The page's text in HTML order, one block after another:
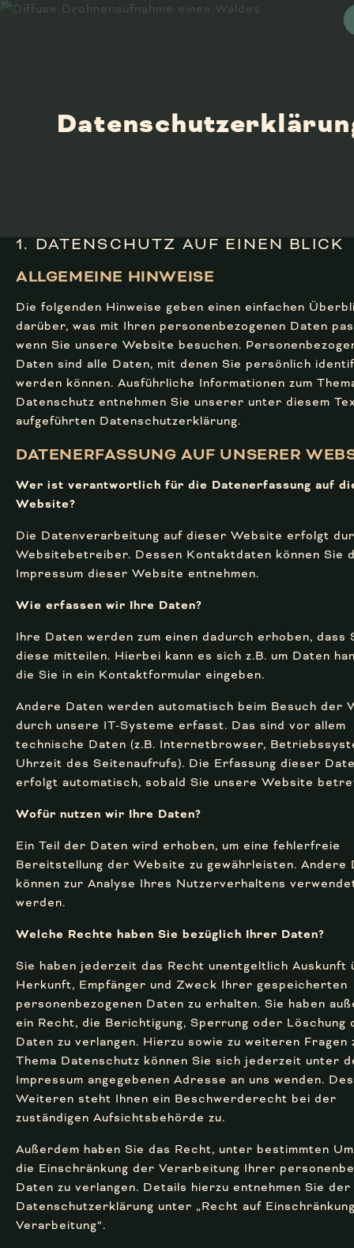
1. DATENSCHUTZ AUF EINEN BLICK
ALLGEMEINE HINWEISE
Die folgenden Hinweise geben einen einfachen
darüber, was mit Ihren personenbezogenen Daten
wenn Sie unsere Website besuchen.
Daten sind alle Daten, mit denen Sie persönlich
werden können. Ausführliche Informationen zum
Datenschutz entnehmen Sie unserer unter diesem
aufgeführten Datenschutzerklärung.
DATEN­ERFASSUNG AUF UNSERER
Wer ist verantwortlich für die Datenerfassung auf
Website?
Die Datenverarbeitung auf dieser Website erfolgt
Websitebetreiber. Dessen Kontaktdaten können Sie
Impressum dieser Website entnehmen.
Wie erfassen wir Ihre Daten?
Ihre Daten werden zum einen dadurch erhoben, dass
diese mitteilen. Hierbei kann es sich z.B. um Daten
die Sie in ein Kontaktformular eingeben.
Andere Daten werden automatisch beim Besuch der
durch unsere IT-Systeme erfasst. Das sind vor allem
technische Daten (z.B. Internetbrowser,
Uhrzeit des Seitenaufrufs). Die Erfassung dieser
erfolgt automatisch, sobald Sie unsere Website
Wofür nutzen wir Ihre Daten?
Ein Teil der Daten wird erhoben, um eine fehlerfreie
Bereitstellung der Website zu gewährleisten. Andere
können zur Analyse Ihres Nutzerverhaltens
werden.
Welche Rechte haben Sie bezüglich Ihrer Daten?
Sie haben jederzeit das Recht unentgeltlich Auskunft
Herkunft, Empfänger und Zweck Ihrer gespeicherten
personenbezogenen Daten zu erhalten. Sie haben
ein Recht, die Berichtigung, Sperrung oder Löschung
Daten zu verlangen. Hierzu sowie zu weiteren Fragen
Thema Datenschutz können Sie sich jederzeit unter
Impressum angegebenen Adresse an uns wenden. Des
Weiteren steht Ihnen ein Beschwerderecht bei der
zuständigen Aufsichtsbehörde zu.
Außerdem haben Sie das Recht, unter bestimmten
die Einschränkung der Verarbeitung Ihrer
Daten zu verlangen. Details hierzu entnehmen Sie der
Datenschutzerklärung unter „Recht auf
Verarbeitung“.